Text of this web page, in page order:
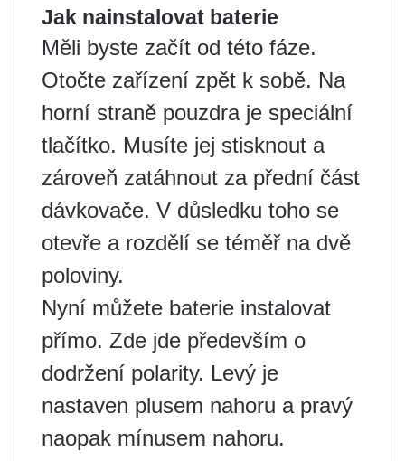
Jak nainstalovat baterie
Měli byste začít od této fáze.
Otočte zařízení zpět k sobě. Na
horní straně pouzdra je speciální
tlačítko. Musíte jej stisknout a
zároveň zatáhnout za přední část
dávkovače. V důsledku toho se
otevře a rozdělí se téměř na dvě
poloviny.
Nyní můžete baterie instalovat
přímo. Zde jde především o
dodržení polarity. Levý je
nastaven plusem nahoru a pravý
naopak mínusem nahoru.